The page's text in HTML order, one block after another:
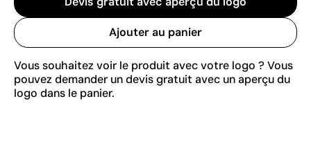
Ajouter au panier
Vous souhaitez voir le produit avec votre logo ? Vous
pouvez demander un devis gratuit avec un aperçu du
logo dans le panier.